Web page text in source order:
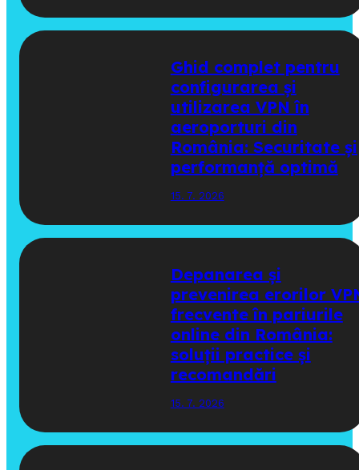
Ghid complet pentru
configurarea și
utilizarea VPN în
aeroporturi din
România: Securitate și
performanță optimă
15. 7. 2026
Depanarea și
prevenirea erorilor
frecvente în pariurile
online din România:
soluții practice și
recomandări
15. 7. 2026